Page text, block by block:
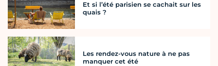
Et si l’été parisien se cachait sur les
quais ?
Les rendez-vous nature à ne pas
manquer cet été